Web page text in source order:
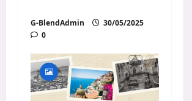
G-BlendAdmin
30/05/2025
0